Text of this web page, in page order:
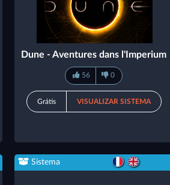
Dune - Aventures dans l'Imperium
56 0
Grátis VISUALIZAR SISTEMA
Sistema